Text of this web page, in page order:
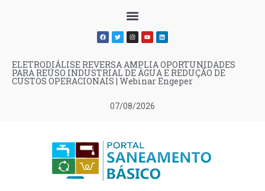
07/08/2026
ELETRODIÁLISE REVERSA AMPLIA OPORTUNIDADES
PARA REÚSO INDUSTRIAL DE ÁGUA E REDUÇÃO DE
CUSTOS OPERACIONAIS | Webinar Engeper